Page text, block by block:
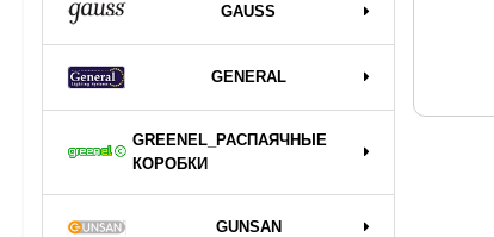
GAUSS
GENERAL
GREENEL_РАСПАЯЧНЫЕ
КОРОБКИ
GUNSAN